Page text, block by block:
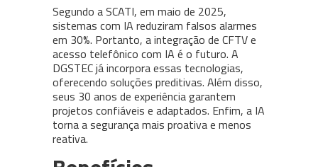
Segundo a SCATI, em maio de 2025,
sistemas com IA reduziram falsos alarmes
em 30%. Portanto, a integração de CFTV e
acesso telefônico com IA é o futuro. A
DGSTEC já incorpora essas tecnologias,
oferecendo soluções preditivas. Além disso,
seus 30 anos de experiência garantem
projetos confiáveis e adaptados. Enfim, a IA
torna a segurança mais proativa e menos
reativa.